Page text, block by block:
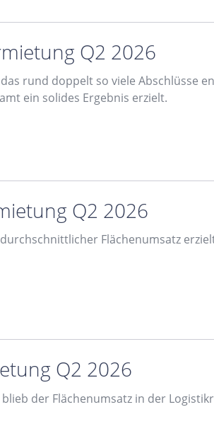
Q2 2026
rund doppelt so viele Abschlüsse
ein solides Ergebnis erzielt.
Q2 2026
Flächenumsatz
Q2 2026
der Flächenumsatz in der